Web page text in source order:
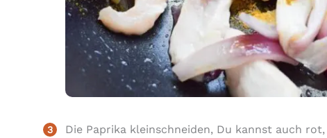
Die Paprika kleinschneiden, Du kannst auch